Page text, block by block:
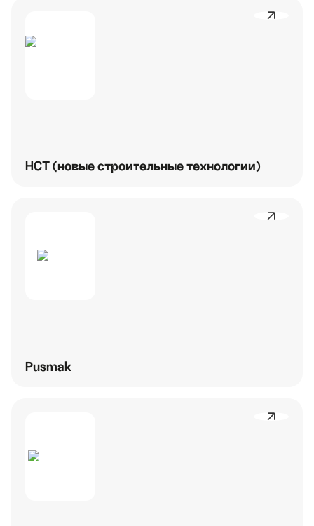
НСТ (новые строительные технологии)
Pusmak